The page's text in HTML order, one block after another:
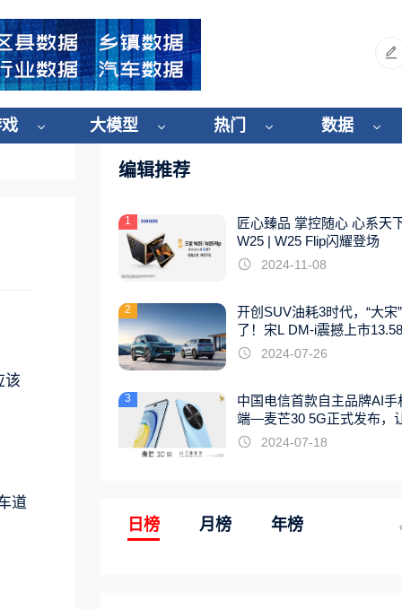
大模型 热门 数据
该
道
编辑推荐
1
匠心臻品 掌控随心 心系天
W25 | W25 Flip闪耀登场
2024-11-08
2
开创SUV油耗3时代，“大宋
了！宋L DM-i震撼上市
起
2024-07-26
3
中国电信首款自主品牌AI手
端—麦芒30 5G正式发布，
触手可及2024-07-18
日榜 月榜 年榜